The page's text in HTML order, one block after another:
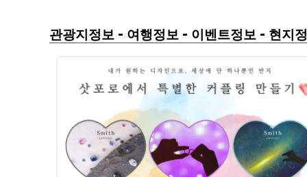
관광지정보 - 여행정보 - 이벤트정보 - 현지